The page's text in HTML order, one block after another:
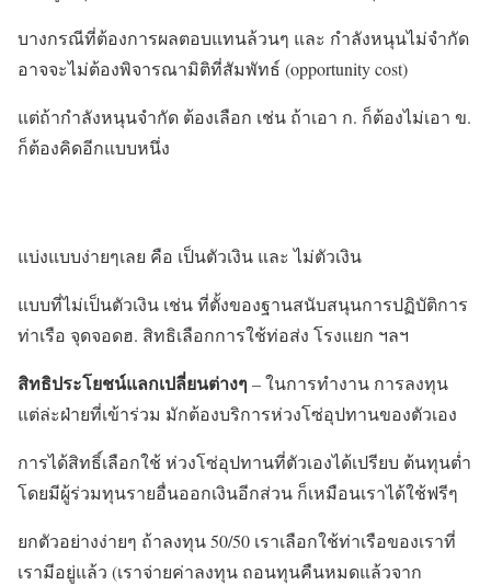
บางกรณีที่ต้องการผลตอบแทนล้วนๆ และ กำลังหนุนไม่จำกัด
อาจจะไม่ต้องพิจารณามิติที่สัมพัทธ์ (opportunity cost)
แต่ถ้ากำลังหนุนจำกัด ต้องเลือก เช่น ถ้าเอา ก. ก็ต้องไม่เอา ข.
ก็ต้องคิดอีกแบบหนึ่ง
แบ่งแบบง่ายๆเลย คือ เป็นตัวเงิน และ ไม่ตัวเงิน
แบบที่ไม่เป็นตัวเงิน เช่น ที่ตั้งของฐานสนับสนุนการปฏิบัติการ
ท่าเรือ จุดจอดฮ. สิทธิเลือกการใช้ท่อส่ง โรงแยก ฯลฯ
สิทธิประโยชน์แลกเปลี่ยนต่างๆ – ในการทำงาน การลงทุน
แต่ล่ะฝ่ายที่เข้าร่วม มักต้องบริการห่วงโซ่อุปทานของตัวเอง
การได้สิทธิ์เลือกใช้ ห่วงโซ่อุปทานที่ตัวเองได้เปรียบ ต้นทุนต่ำ
โดยมีผู้ร่วมทุนรายอื่นออกเงินอีกส่วน ก็เหมือนเราได้ใช้ฟรีๆ
ยกตัวอย่างง่ายๆ ถ้าลงทุน 50/50 เราเลือกใช้ท่าเรือของเราที่
เรามีอยู่แล้ว (เราจ่ายค่าลงทุน ถอนทุนคืนหมดแล้วจาก